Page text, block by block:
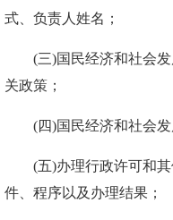
式、负责人姓名；
(三)国民经济和社会发
关政策；
(四)国民经济和社会发
(五)办理行政许可和其
件、程序以及办理结果；